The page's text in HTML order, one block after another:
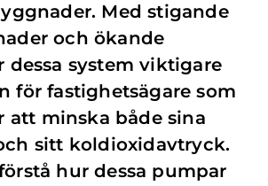
Med stigande
och ökande
dessa system viktigare
för fastighetsägare som
att minska både sina
sitt koldioxidavtryck.
hur dessa pumpar